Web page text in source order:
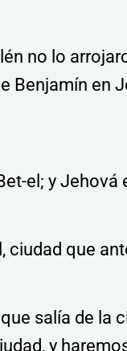
no lo
Benjamín en
el; y Jehová
ciudad que
salía de la
y